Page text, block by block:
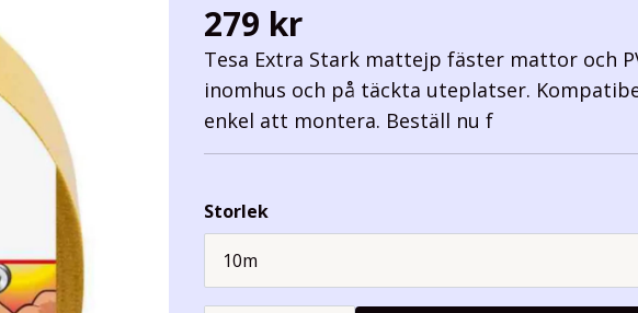
279 kr
Tesa Extra Stark mattejp fäster mattor och
inomhus och på täckta uteplatser.
enkel att montera. Beställ nu f
Storlek